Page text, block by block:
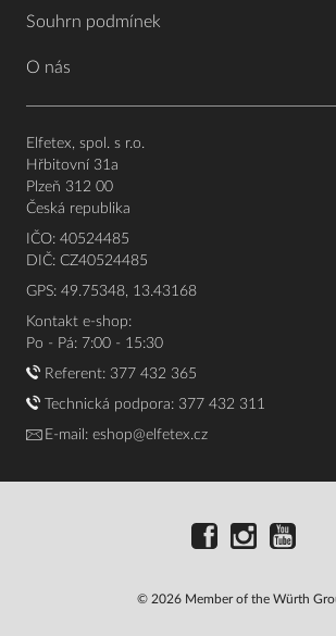
Souhrn podmínek
O nás
Elfetex, spol. s r.o.
Hřbitovní 31a
Plzeň 312 00
Česká republika
IČO: 40524485
DIČ: CZ40524485
GPS: 49.75348, 13.43168
Kontakt e-shop:
Po - Pá: 7:00 - 15:30
Referent: 377 432 365
Technická podpora: 377 432 311
E-mail: eshop@elfetex.cz
© 2026 Member of the Würth